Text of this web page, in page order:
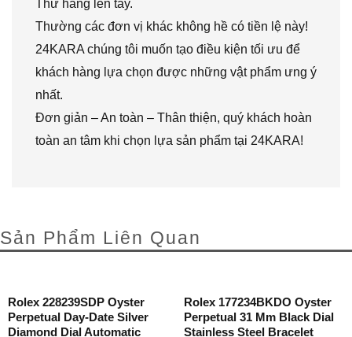
Thử hàng lên tay.
Thường các đơn vị khác không hề có tiền lệ này!
24KARA chúng tôi muốn tạo điều kiện tối ưu để
khách hàng lựa chọn được những vật phẩm ưng ý
nhất.
Đơn giản – An toàn – Thân thiện, quý khách hoàn
toàn an tâm khi chọn lựa sản phẩm tại 24KARA!
Sản Phẩm Liên Quan
Rolex 228239SDP Oyster
Perpetual Day-Date Silver
Diamond Dial Automatic
Rolex 177234BKDO Oyster
Perpetual 31 Mm Black Dial
Stainless Steel Bracelet